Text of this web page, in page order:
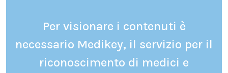
Per visionare i contenuti è
necessario Medikey, il servizio per il
riconoscimento di medici e